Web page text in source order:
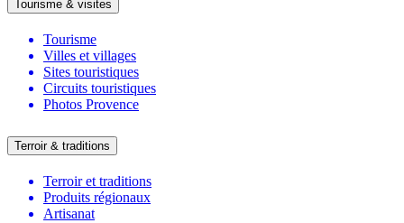
Tourisme & visites
Tourisme
Villes et villages
Sites touristiques
Circuits touristiques
Photos Provence
Terroir & traditions
Terroir et traditions
Produits régionaux
Artisanat